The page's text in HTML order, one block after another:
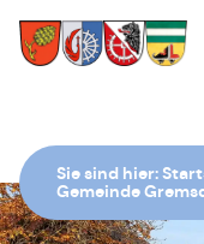
Sie sind hier:
Gemeinde